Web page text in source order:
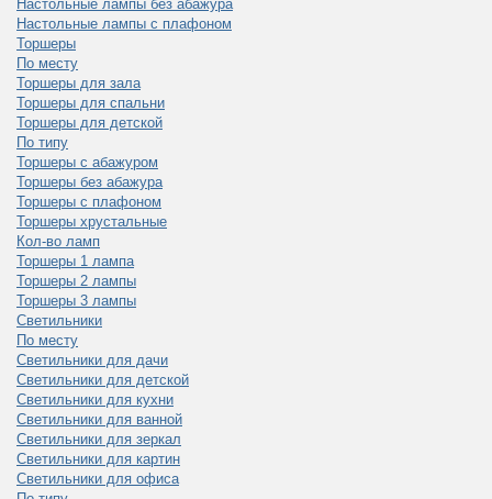
Настольные лампы без абажура
Настольные лампы с плафоном
Торшеры
По месту
Торшеры для зала
Торшеры для спальни
Торшеры для детской
По типу
Торшеры с абажуром
Торшеры без абажура
Торшеры с плафоном
Торшеры хрустальные
Кол-во ламп
Торшеры 1 лампа
Торшеры 2 лампы
Торшеры 3 лампы
Светильники
По месту
Светильники для дачи
Светильники для детской
Светильники для кухни
Светильники для ванной
Светильники для зеркал
Светильники для картин
Светильники для офиса